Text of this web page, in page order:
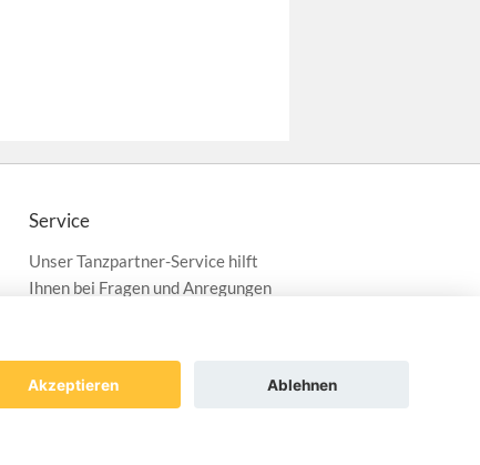
Service
Unser Tanzpartner-Service hilft
Ihnen bei Fragen und Anregungen
Akzeptieren Ablehnen